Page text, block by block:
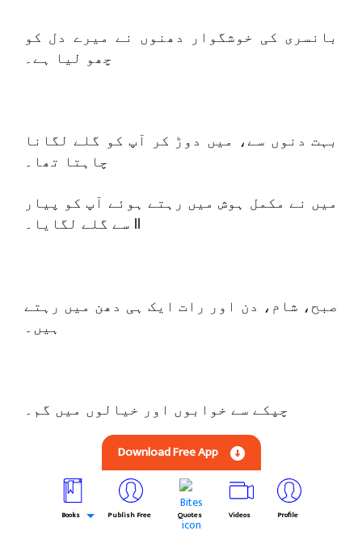
بانسری کی خوشگوار دھنوں نے میرے دل کو
چھو لیا ہے۔
بہت دنوں سے، میں دوڑ کر آپ کو گلے لگانا
چاہتا تھا۔
میں نے مکمل ہوش میں رہتے ہوئے آپ کو پیار
صبح، شام، دن اور رات ایک ہی دھن میں رہتے
ہیں۔
چپکے سے خوابوں اور خیالوں میں گم۔
کب سے رادھا دیوانی ہے، گلی گلی گھوم رہی
Download Free App
Books Publish Free Quotes Videos Profile